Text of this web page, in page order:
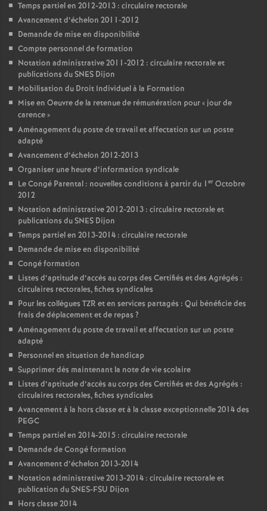
Temps partiel en 2012-2013 : circulaire rectorale
Avancement d’échelon 2011-2012
Demande de mise en disponibilité
Compte personnel de formation
Notation administrative 2011-2012 : circulaire rectorale et
publications du SNES Dijon
Mobilisation du Droit Individuel à la Formation
Mise en Oeuvre de la retenue de rémunération pour «jour de
carence»
Aménagement du poste de travail et affectation sur un poste
adapté
Avancement d’échelon 2012-2013
Organiser une heure d’information syndicale
Le Congé Parental : nouvelles conditions à partir du 1 er Octobre
2012
Notation administrative 2012-2013 : circulaire rectorale et
publications du SNES Dijon
Temps partiel en 2013-2014 : circulaire rectorale
Demande de mise en disponibilité
Congé formation
Listes d’aptitude d’accès au corps des Certifiés et des Agrégés :
circulaires rectorales, fiches syndicales
Pour les collègues TZR et en services partagés : Qui bénéficie des
frais de déplacement et de repas ?
Aménagement du poste de travail et affectation sur un poste
adapté
Personnel en situation de handicap
Supprimer dès maintenant la note de vie scolaire
Listes d’aptitude d’accès au corps des Certifiés et des Agrégés :
circulaires rectorales, fiches syndicales
Avancement à la hors classe et à la classe exceptionnelle 2014 des
PEGC
Temps partiel en 2014-2015 : circulaire rectorale
Demande de Congé formation
Avancement d’échelon 2013-2014
Notation administrative 2013-2014 : circulaire rectorale et
publication du SNES-FSU Dijon
Hors classe 2014